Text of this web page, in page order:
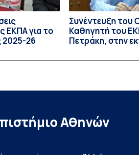
ΕΚΠΑ για το
2025-26
Συνέντευξη του
Καθηγητή του
Πετράκη, στην
Αθηνών